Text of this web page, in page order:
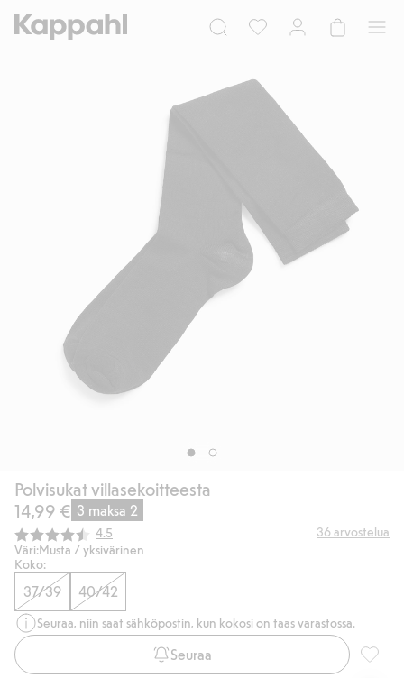
Polvisukat villasekoitteesta
14,99 € 3 maksa 2
Keskimääräinen luokitus:
4.5 36 arvostelua
Väri:Musta / yksivärinen
Koko:
37/39 40/42
Seuraa, niin saat sähköpostin, kun kokosi on taas varastossa.
Seuraa